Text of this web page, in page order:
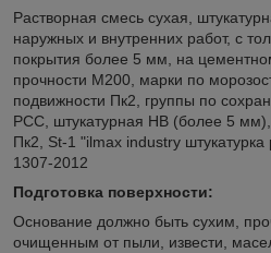
Растворная смесь сухая,
наружных и внутренних работ, с
покрытия более 5 мм, на
прочности М200, марки по
подвижности Пк2, группы по
РСС, штукатурная НВ (более 5
Пк2, St-1 "ilmax industry
1307-2012
Подготовка поверхности:
Основание должно быть сухим,
очищенным от пыли, извести,